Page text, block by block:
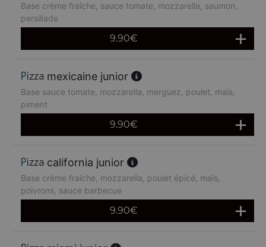
Base crème fraîche, sauce tomate, mozzarella, saumon,
persillade
9.90€
mexicaine junior
Base sauce tomate, mozzarella, merguez, poulet, maïs,
piment
9.90€
california junior
Base crème fraîche, mozzarella, poulet épicé, maïs,
poivrons, sauce barbecue
9.90€